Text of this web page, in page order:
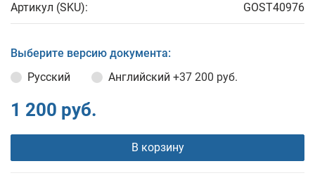
Артикул (SKU): GOST40976
Выберите версию документа:
Русский
Английский +37 200 руб.
1 200 руб.
В корзину